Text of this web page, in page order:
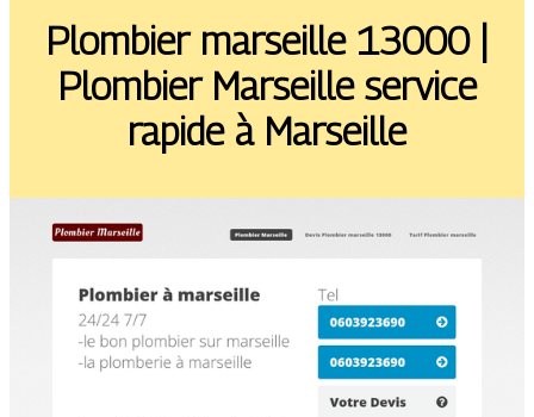
Plombier marseille 13000 |
Plombier Marseille service
rapide à Marseille